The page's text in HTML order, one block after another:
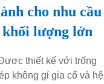
cho nhu cầu
khối lượng lớn
thiết kế với trống
không gỉ gia cố và hệ